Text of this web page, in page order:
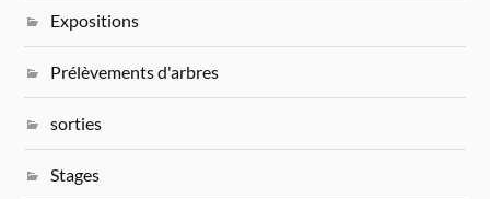
Expositions
Prélèvements d'arbres
sorties
Stages